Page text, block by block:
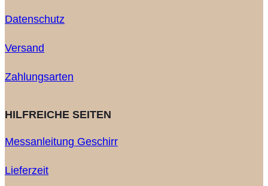
Datenschutz
Versand
Zahlungsarten
HILFREICHE SEITEN
Messanleitung Geschirr
Lieferzeit